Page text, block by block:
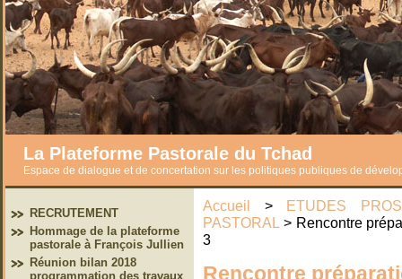
La Plateforme Pastorale du Tchad
Espace de dialogue et de concertation sur les politiques publiques de
RECRUTEMENT
Hommage de la plateforme
pastorale à François Jullien
Réunion bilan 2018
programmation des travaux
Accueil > ETUDES
PASTORAL > Rencontre
3
Rencontre